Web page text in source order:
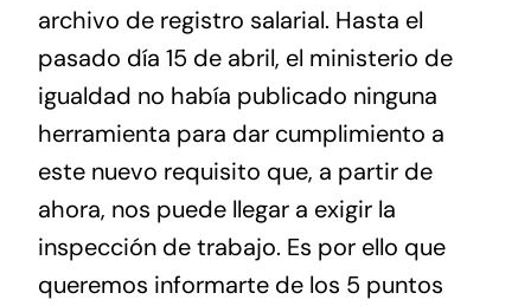
archivo de registro salarial. Hasta el
pasado día 15 de abril, el ministerio de
igualdad no había publicado ninguna
herramienta para dar cumplimiento a
este nuevo requisito que, a partir de
ahora, nos puede llegar a exigir la
inspección de trabajo. Es por ello que
queremos informarte de los 5 puntos